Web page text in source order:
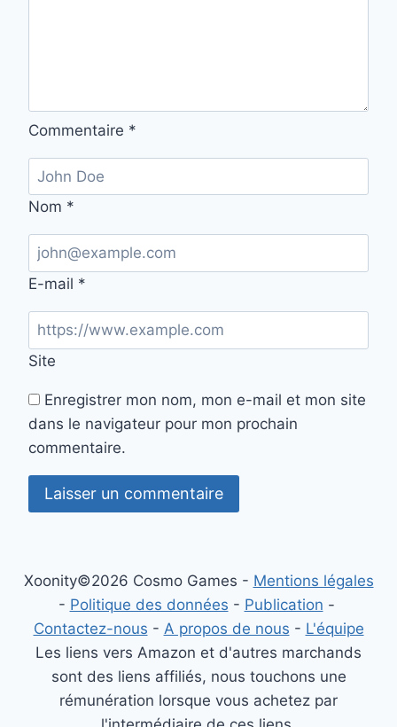
Commentaire *
Nom *
E-mail *
Site
Enregistrer mon nom, mon e-mail et mon site
dans le navigateur pour mon prochain
commentaire.
Xoonity©2026 Cosmo Games - Mentions légales
- Politique des données - Publication -
Contactez-nous - A propos de nous - L'équipe
Les liens vers Amazon et d'autres marchands
sont des liens affiliés, nous touchons une
rémunération lorsque vous achetez par